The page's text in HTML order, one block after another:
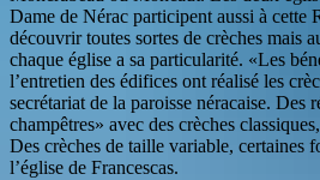
Dame de Nérac participent aussi à cette
découvrir toutes sortes de crèches mais
chaque église a sa particularité. «Les
l’entretien des édifices ont réalisé les
secrétariat de la paroisse néracaise. Des
champêtres» avec des crèches
Des crèches de taille variable, certaines
l’église de Francescas.